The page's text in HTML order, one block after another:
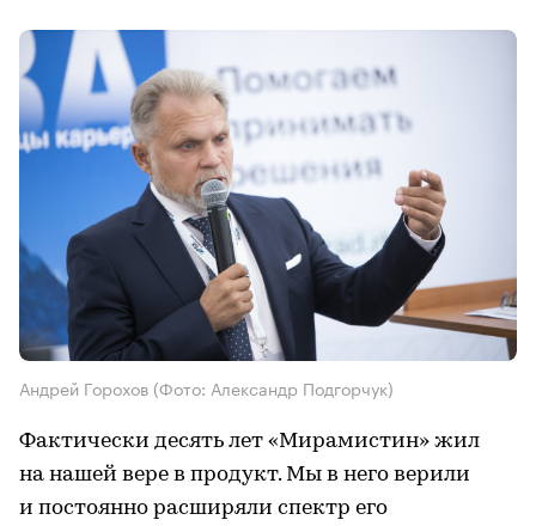
Андрей Горохов (Фото: Александр Подгорчук)
Фактически десять лет «Мирамистин» жил
на нашей вере в продукт. Мы в него верили
и постоянно расширяли спектр его